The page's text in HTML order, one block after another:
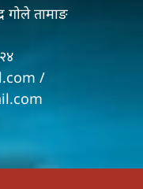
गोले तामाङ
/